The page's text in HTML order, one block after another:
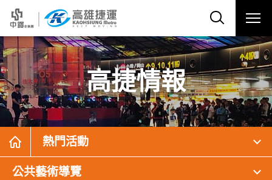
高捷情報
熱門活動
公共藝術導覽